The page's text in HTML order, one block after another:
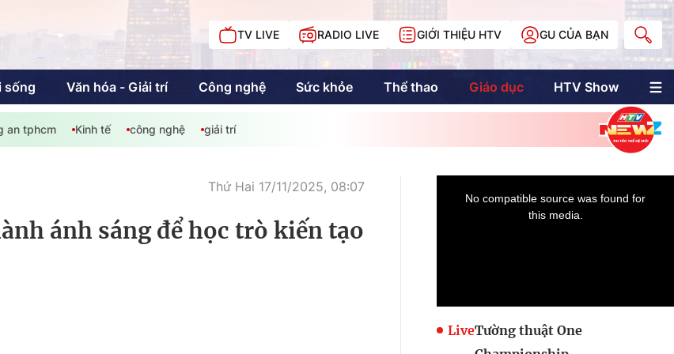
TV LIVE RADIO LIVE GIỚI THIỆU HTV GU CỦA BẠN
sống Văn hóa - Giải trí Công nghệ Sức khỏe Thể thao Giáo dục HTV Show
Giáo dục Kinh tế
Multimedia
Multiform
Doanh nhân Sài
Gòn
an tphcm Kinh tế công nghệ giải trí
Thứ Hai 17/11/2025, 08:07
ánh sáng để học trò kiến tạo
LiveTường thuật One